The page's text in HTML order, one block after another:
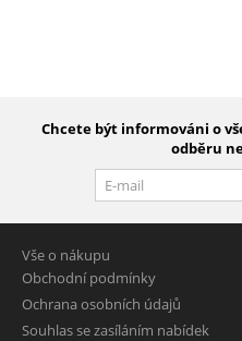
Chcete být informováni o
odběru
Vše o nákupu
Obchodní podmínky
Ochrana osobních údajů
Souhlas se zasíláním nabídek